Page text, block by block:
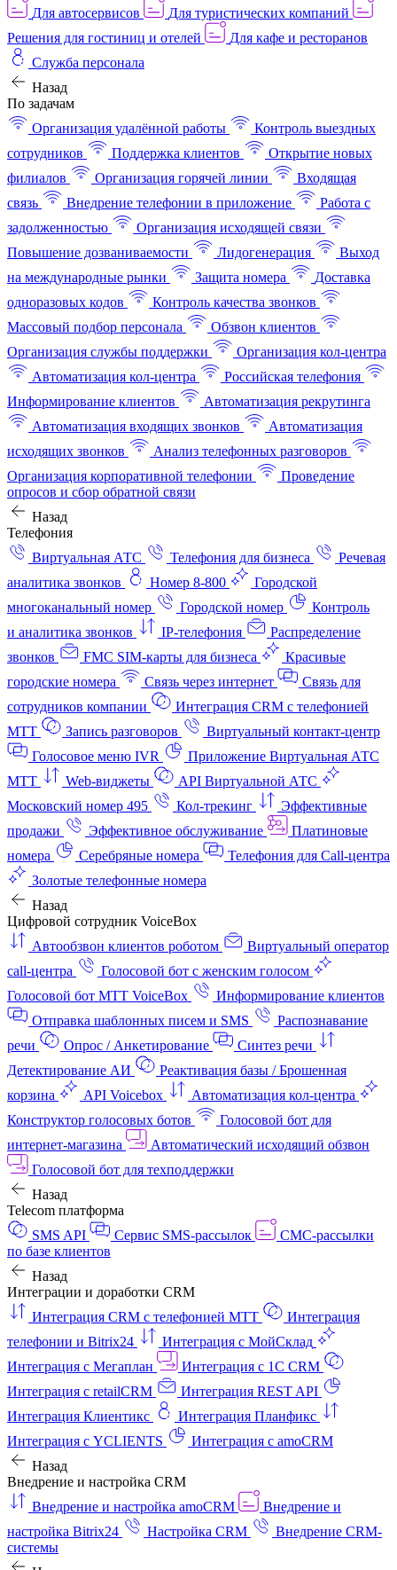
Для автосервисов
Для туристических компаний
Решения для гостиниц и отелей
Для кафе и ресторанов
Служба персонала
Назад
По задачам
Организация удалённой работы
Контроль выездных
сотрудников
Поддержка клиентов
Открытие новых
филиалов
Организация горячей линии
Входящая
связь
Внедрение телефонии в приложение
Работа с
задолженностью
Организация исходящей связи
Повышение дозваниваемости
Лидогенерация
Выход
на международные рынки
Защита номера
Доставка
одноразовых кодов
Контроль качества звонков
Массовый подбор персонала
Обзвон клиентов
Организация службы поддержки
Организация кол-центра
Автоматизация кол-центра
Российская телефония
Информирование клиентов
Автоматизация рекрутинга
Автоматизация входящих звонков
Автоматизация
исходящих звонков
Анализ телефонных разговоров
Организация корпоративной телефонии
Проведение
опросов и сбор обратной связи
Назад
Телефония
Виртуальная АТС
Телефония для бизнеса
Речевая
аналитика звонков
Номер 8-800
Городской
многоканальный номер
Городской номер
Контроль
и аналитика звонков
IP-телефония
Распределение
звонков
FMC SIM-карты для бизнеса
Красивые
городские номера
Связь через интернет
Связь для
сотрудников компании
Интеграция CRM с телефонией
МТТ
Запись разговоров
Виртуальный контакт‑центр
Голосовое меню IVR
Приложение Виртуальная АТС
МТТ
Web-виджеты
API Виртуальной АТС
Московский номер 495
Кол-трекинг
Эффективные
продажи
Эффективное обслуживание
Платиновые
номера
Серебряные номера
Телефония для Call-центра
Золотые телефонные номера
Назад
Цифровой сотрудник VoiceBox
Автообзвон клиентов роботом
Виртуальный оператор
call-центра
Голосовой бот с женским голосом
Голосовой бот МТТ VoiceBox
Информирование клиентов
Отправка шаблонных писем и SMS
Распознавание
речи
Опрос / Анкетирование
Синтез речи
Детектирование АИ
Реактивация базы / Брошенная
корзина
API Voicebox
Автоматизация кол‑центра
Конструктор голосовых ботов
Голосовой бот для
интернет‑магазина
Автоматический исходящий обзвон
Голосовой бот для техподдержки
Назад
Telecom платформа
SMS API
Сервис SMS-рассылок
СМС-рассылки
по базе клиентов
Назад
Интеграции и доработки CRM
Интеграция CRM с телефонией МТТ
Интеграция
телефонии и Bitrix24
Интеграция с МойСклад
Интеграция с Мегаплан
Интеграция с 1C CRM
Интеграция с retailCRM
Интеграция REST API
Интеграция Клиентикс
Интеграция Планфикс
Интеграция с YCLIENTS
Интеграция с amoCRM
Назад
Внедрение и настройка CRM
Внедрение и настройка amoCRM
Внедрение и
настройка Bitrix24
Настройка CRM
Внедрение CRM-
системы